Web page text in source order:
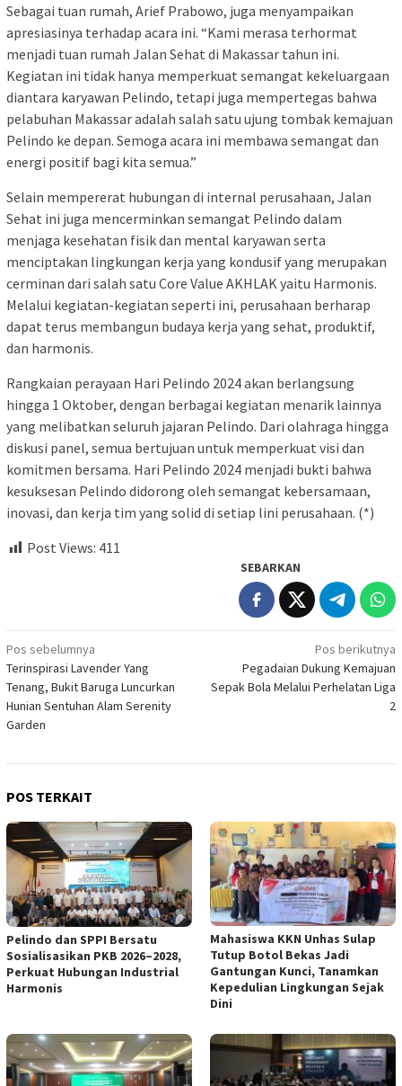
Sebagai tuan rumah, Arief Prabowo, juga menyampaikan
apresiasinya terhadap acara ini. “Kami merasa terhormat
menjadi tuan rumah Jalan Sehat di Makassar tahun ini.
Kegiatan ini tidak hanya memperkuat semangat kekeluargaan
diantara karyawan Pelindo, tetapi juga mempertegas bahwa
pelabuhan Makassar adalah salah satu ujung tombak kemajuan
Pelindo ke depan. Semoga acara ini membawa semangat dan
energi positif bagi kita semua.”
Selain mempererat hubungan di internal perusahaan, Jalan
Sehat ini juga mencerminkan semangat Pelindo dalam
menjaga kesehatan fisik dan mental karyawan serta
menciptakan lingkungan kerja yang kondusif yang merupakan
cerminan dari salah satu Core Value AKHLAK yaitu Harmonis.
Melalui kegiatan-kegiatan seperti ini, perusahaan berharap
dapat terus membangun budaya kerja yang sehat, produktif,
dan harmonis.
Rangkaian perayaan Hari Pelindo 2024 akan berlangsung
hingga 1 Oktober, dengan berbagai kegiatan menarik lainnya
yang melibatkan seluruh jajaran Pelindo. Dari olahraga hingga
diskusi panel, semua bertujuan untuk memperkuat visi dan
komitmen bersama. Hari Pelindo 2024 menjadi bukti bahwa
kesuksesan Pelindo didorong oleh semangat kebersamaan,
inovasi, dan kerja tim yang solid di setiap lini perusahaan. (*)
Post Views: 411
SEBARKAN
Navigasi
pos
Pos sebelumnya
Terinspirasi Lavender Yang
Tenang, Bukit Baruga Luncurkan
Hunian Sentuhan Alam Serenity
Garden
Pos berikutnya
Pegadaian Dukung Kemajuan
Sepak Bola Melalui Perhelatan Liga
2
POS TERKAIT
Pelindo dan SPPI Bersatu
Sosialisasikan PKB 2026–2028,
Perkuat Hubungan Industrial
Harmonis
Mahasiswa KKN Unhas Sulap
Tutup Botol Bekas Jadi
Gantungan Kunci, Tanamkan
Kepedulian Lingkungan Sejak
Dini